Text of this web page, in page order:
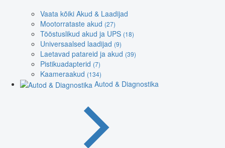
Vaata kõiki Akud & Laadijad
Mootorrataste akud (27)
Tööstuslikud akud ja UPS (18)
Universaalsed laadijad (9)
Laetavad patareid ja akud (39)
Pistikuadapterid (7)
Kaameraakud (134)
Autod & Diagnostika